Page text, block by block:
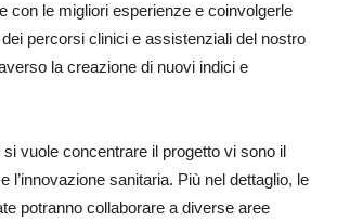
con le migliori esperienze e coinvolgerle
percorsi clinici e assistenziali del nostro
la creazione di nuovi indici e
vuole concentrare il progetto vi sono il
l’innovazione sanitaria. Più nel dettaglio, le
potranno collaborare a diverse aree